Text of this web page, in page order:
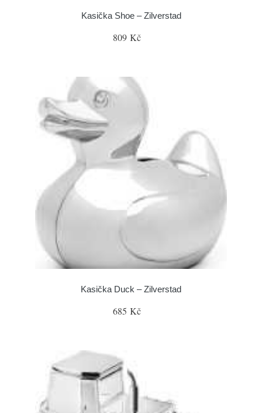
Kasička Shoe – Zilverstad
809 Kč
Kasička Duck – Zilverstad
685 Kč